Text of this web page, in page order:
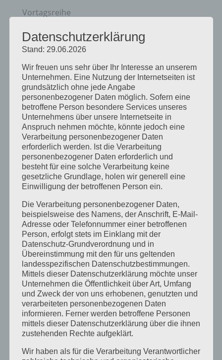
Vortagsreihe
Vorträge
Juni 2026
März 2026
Januar 2026
Dezember 2025
April 2025
März 2025
Februar 2025
Dezember 2024
September 2024
August 2024
April 2024
März 2024
Januar 2024
Dezember 2023
Datenschutzerklärung
Stand: 29.06.2026
Wir freuen uns sehr über Ihr Interesse an unserem
Unternehmen. Eine Nutzung der Internetseiten ist
grundsätzlich ohne jede Angabe
personenbezogener Daten möglich. Sofern eine
betroffene Person besondere Services unseres
Unternehmens über unsere Internetseite in
Anspruch nehmen möchte, könnte jedoch eine
Verarbeitung personenbezogener Daten
erforderlich werden. Ist die Verarbeitung
personenbezogener Daten erforderlich und
besteht für eine solche Verarbeitung keine
gesetzliche Grundlage, holen wir generell eine
Einwilligung der betroffenen Person ein.
Die Verarbeitung personenbezogener Daten,
beispielsweise des Namens, der Anschrift, E-Mail-
Adresse oder Telefonnummer einer betroffenen
Person, erfolgt stets im Einklang mit der
Datenschutz-Grundverordnung und in
Übereinstimmung mit den für uns geltenden
landesspezifischen Datenschutzbestimmungen.
Mittels dieser Datenschutzerklärung möchte unser
Unternehmen die Öffentlichkeit über Art, Umfang
und Zweck der von uns erhobenen, genutzten und
verarbeiteten personenbezogenen Daten
informieren. Ferner werden betroffene Personen
mittels dieser Datenschutzerklärung über die ihnen
zustehenden Rechte aufgeklärt.
Wir haben als für die Verarbeitung Verantwortlicher